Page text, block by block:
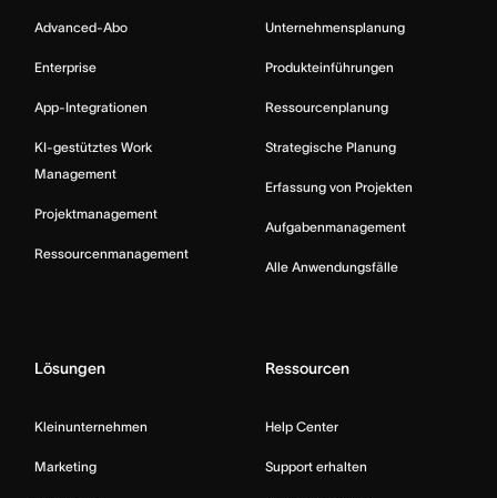
Advanced-Abo
Enterprise
App-Integrationen
KI-gestütztes Work
Management
Projektmanagement
Ressourcenmanagement
Unternehmensplanung
Produkteinführungen
Ressourcenplanung
Strategische Planung
Erfassung von Projekten
Aufgabenmanagement
Alle Anwendungsfälle
Lösungen
Kleinunternehmen
Marketing
Ressourcen
Help Center
Support erhalten